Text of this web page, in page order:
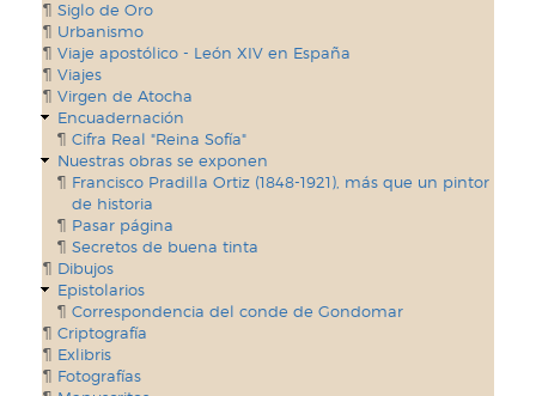
Siglo de Oro
Urbanismo
Viaje apostólico - León XIV en España
Viajes
Virgen de Atocha
Encuadernación
Cifra Real "Reina Sofía"
Nuestras obras se exponen
Francisco Pradilla Ortiz (1848-1921), más que un pintor
de historia
Pasar página
Secretos de buena tinta
Dibujos
Epistolarios
Correspondencia del conde de Gondomar
Criptografía
Exlibris
Fotografías